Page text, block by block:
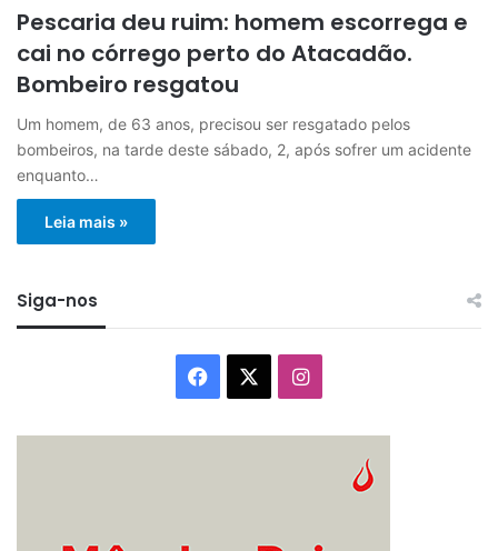
Pescaria deu ruim: homem escorrega e
cai no córrego perto do Atacadão.
Bombeiro resgatou
Um homem, de 63 anos, precisou ser resgatado pelos
bombeiros, na tarde deste sábado, 2, após sofrer um acidente
enquanto…
Leia mais »
Siga-nos
Facebook Instagram